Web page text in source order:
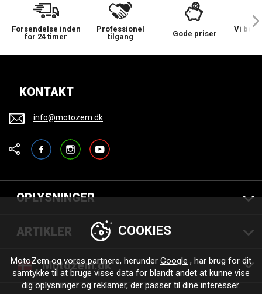
Forsendelse inden
for 24 timer
Professionel
tilgang
Gode priser
Vi
KONTAKT
info@motozem.dk
FacebookInstagramYouTube
OPLYSNINGER
ARTIKLER
Motozem.dk
COOKIES
MotoZem og vores partnere, herunder Google , har brug for dit
samtykke til at bruge visse data for blandt andet at kunne vise
dig oplysninger og reklamer, der passer til dine interesser.